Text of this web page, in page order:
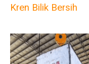
Kren Bilik Bersih